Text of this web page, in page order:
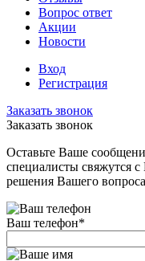
Вопрос ответ
Акции
Новости
Вход
Регистрация
Заказать звонок
Заказать звонок
Оставьте Ваше
специалисты свяжутся
решения Вашего
Ваш телефон*